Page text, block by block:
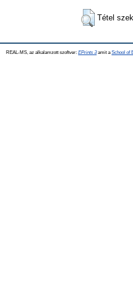
Tétel
REAL-MS, az alkalamzott szoftver: EPrints 3amit a School of